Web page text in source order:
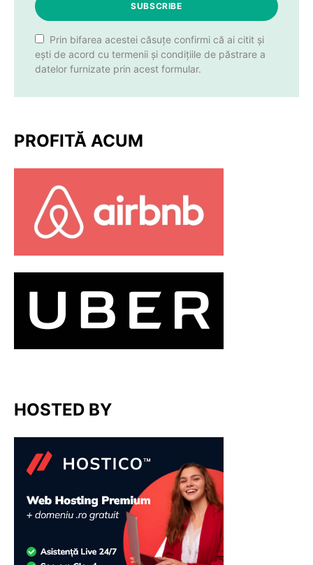
SUBSCRIBE
Prin bifarea acestei căsuțe confirmi că ai citit și
ești de acord cu termenii și condițiile de păstrare a
datelor furnizate prin acest formular.
PROFITĂ ACUM
HOSTED BY